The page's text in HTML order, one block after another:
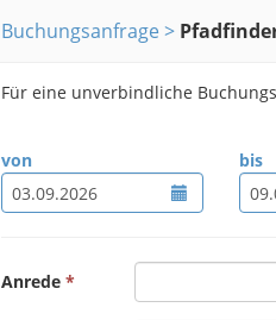
Buchungsanfrage
Für eine unverbindliche
von bis
Anrede